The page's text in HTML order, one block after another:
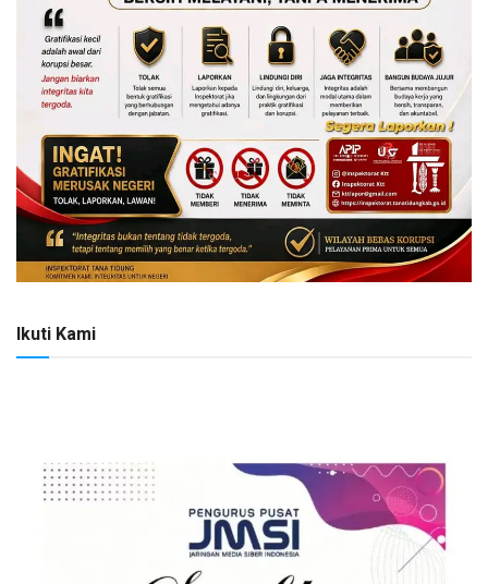
Ikuti Kami